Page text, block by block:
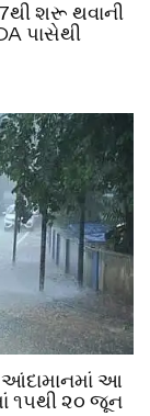
શરૂ થવાની
પાસેથી
આંદામાનમાં આ
૧૫થી ૨૦ જૂન